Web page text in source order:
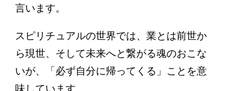
言います。
スピリチュアルの世界では、業とは前世か
ら現世、そして未来へと繋がる魂のおこな
いが、「必ず自分に帰ってくる」ことを意